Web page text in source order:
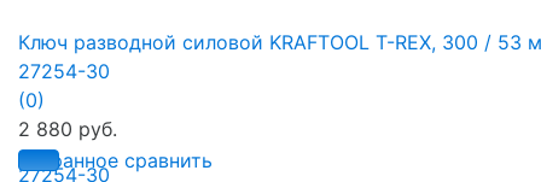
избранное сравнить
Ключ разводной силовой KRAFTOOL T-REX, 300 / 53
27254-30
(0)
2 880 руб.